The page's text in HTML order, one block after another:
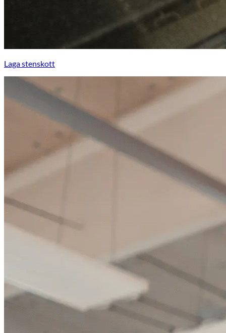
Laga stenskott